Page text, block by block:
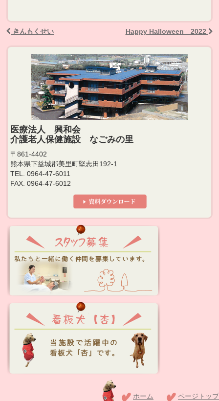
きんもくせい Happy Halloween 2022
医療法人 興和会
介護老人保健施設 なごみの里
〒861-4402
熊本県下益城郡美里町堅志田192-1
TEL. 0964-47-6011
FAX. 0964-47-6012
ホーム ページトップ